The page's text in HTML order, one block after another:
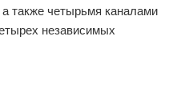
также четырьмя каналами
независимых